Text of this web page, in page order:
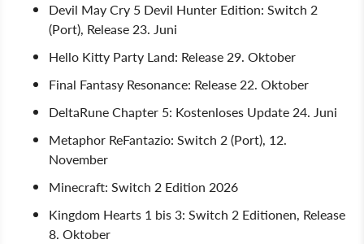
Devil May Cry 5 Devil Hunter Edition: Switch 2
(Port), Release 23. Juni
Hello Kitty Party Land: Release 29. Oktober
Final Fantasy Resonance: Release 22. Oktober
DeltaRune Chapter 5: Kostenloses Update 24. Juni
Metaphor ReFantazio: Switch 2 (Port), 12.
November
Minecraft: Switch 2 Edition 2026
Kingdom Hearts 1 bis 3: Switch 2 Editionen, Release
8. Oktober